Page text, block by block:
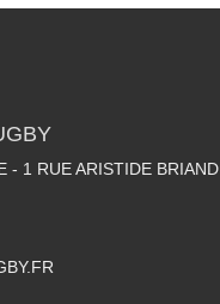
- 1 RUE ARISTIDE BRIAND